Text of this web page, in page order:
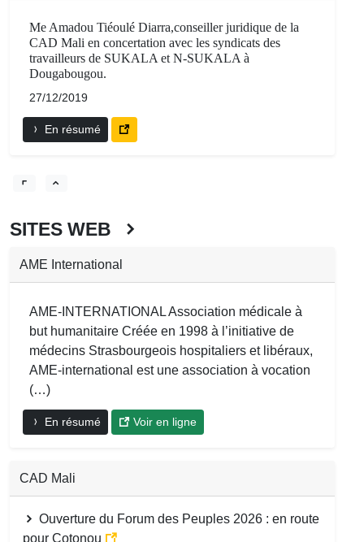
Me Amadou Tiéoulé Diarra,conseiller juridique de la
CAD Mali en concertation avec les syndicats des
travailleurs de SUKALA et N-SUKALA à
Dougabougou.
27/12/2019
En résumé
SITES WEB
AME International
AME-INTERNATIONAL Association médicale à
but humanitaire Créée en 1998 à l’initiative de
médecins Strasbourgeois hospitaliers et libéraux,
AME-international est une association à vocation
(…)
En résumé Voir en ligne
CAD Mali
Ouverture du Forum des Peuples 2026 : en route
pour Cotonou